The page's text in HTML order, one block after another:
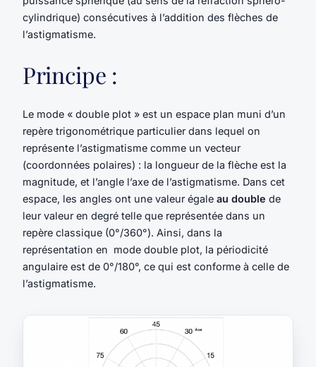
cylindrique) consécutives à l’addition des flèches de
l’astigmatisme.
Principe :
Le mode « double plot » est un espace plan muni d’un
repère trigonométrique particulier dans lequel on
représente l’astigmatisme comme un vecteur
(coordonnées polaires) : la longueur de la flèche est la
magnitude, et l’angle l’axe de l’astigmatisme. Dans cet
espace, les angles ont une valeur égale au double de
leur valeur en degré telle que représentée dans un
repère classique (0°/360°). Ainsi, dans la
représentation en mode double plot, la périodicité
angulaire est de 0°/180°, ce qui est conforme à celle de
l’astigmatisme.